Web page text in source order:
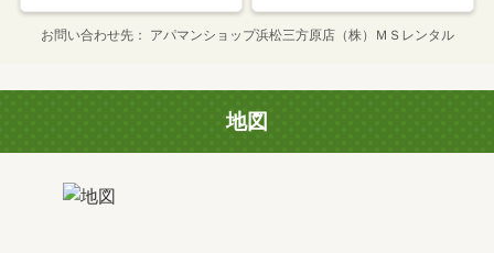
お問い合わせ先 アパマンショップ浜松三方原店（株）ＭＳレンタル
地図